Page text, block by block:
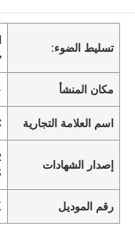
تسليط الضوء:
مكان المنشأ
اسم العلامة التجارية
إصدار الشهادات
رقم الموديل